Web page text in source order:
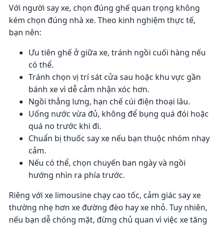
Với người say xe, chọn đúng ghế quan trọng không
kém chọn đúng nhà xe. Theo kinh nghiệm thực tế,
bạn nên:
Ưu tiên ghế ở giữa xe, tránh ngồi cuối hàng nếu
có thể.
Tránh chọn vị trí sát cửa sau hoặc khu vực gần
bánh xe vì dễ cảm nhận xóc hơn.
Ngồi thẳng lưng, hạn chế cúi điện thoại lâu.
Uống nước vừa đủ, không để bụng quá đói hoặc
quá no trước khi đi.
Chuẩn bị thuốc say xe nếu bạn thuộc nhóm nhạy
cảm.
Nếu có thể, chọn chuyến ban ngày và ngồi
hướng nhìn ra phía trước.
Riêng với xe limousine chạy cao tốc, cảm giác say xe
thường nhẹ hơn xe đường đèo hay xe nhỏ. Tuy nhiên,
nếu bạn dễ chóng mặt, đừng chủ quan vì việc xe tăng